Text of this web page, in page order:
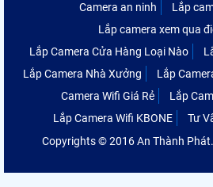
Camera an ninh
Lắp
Lắp camera xem qua
Lắp Camera Cửa Hàng Loại Nào
Lắp Camera Nhà Xưởng
Lắp
Camera Wifi Giá Rẻ
Lắp
Lắp Camera Wifi KBONE
Tư
Copyrights © 2016 An Thành